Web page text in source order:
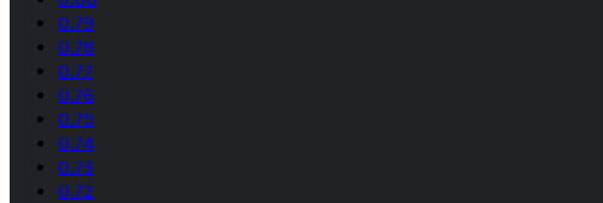
0.79
0.78
0.77
0.76
0.75
0.74
0.73
0.72